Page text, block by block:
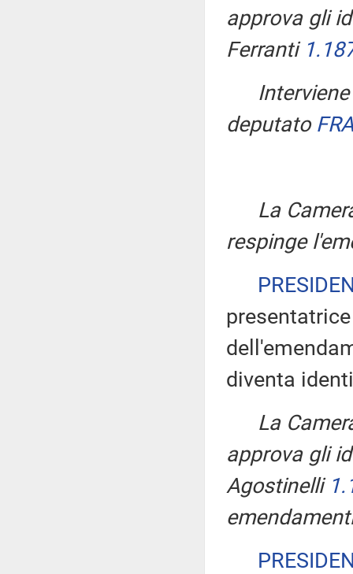
approva gli
Ferranti
deputato
La
respinge
diventa
La
approva gli
Agostinelli